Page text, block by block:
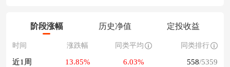
阶段涨幅 历史净值 定投收益
时间 涨跌幅 同类平均 同类排行
近1周 13.85% 6.03% 558/5359